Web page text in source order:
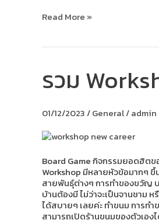
Read More »
รวม
01/12/2023/General/admin
Board Game กิจกรรมยอดฮิตข
Workshop มีหลายหัวข้อมากๆ
สายพันธุ์ต่างๆ การทำของขวัญ
บ้านต้องมี ไม่ว่าจะเป็นจานชาม
ได้สบายๆ เลยค่ะ ทำขนม การท
สามารถเปิดร้านขนมของตัวเอ
Workshop
ที่
อด
อาชีพ
จริง